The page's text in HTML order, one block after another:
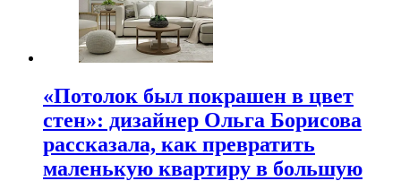
«Потолок был покрашен в цвет
стен»: дизайнер Ольга Борисова
рассказала, как превратить
маленькую квартиру в большую